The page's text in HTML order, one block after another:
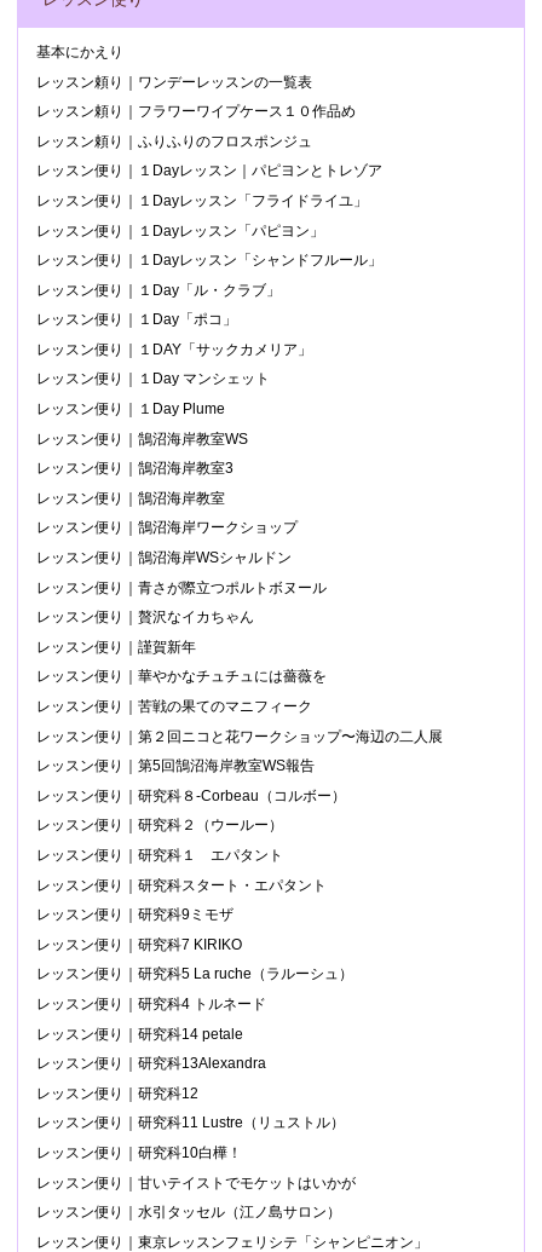
基本にかえり
レッスン頼り｜ワンデーレッスンの一覧表
レッスン頼り｜フラワーワイプケース１０作品め
レッスン頼り｜ふりふりのフロスポンジュ
レッスン便り｜１Dayレッスン｜パピヨンとトレゾア
レッスン便り｜１Dayレッスン「フライドライユ」
レッスン便り｜１Dayレッスン「パピヨン」
レッスン便り｜１Dayレッスン「シャンドフルール」
レッスン便り｜１Day「ル・クラブ」
レッスン便り｜１Day「ポコ」
レッスン便り｜１DAY「サックカメリア」
レッスン便り｜１Day マンシェット
レッスン便り｜１Day Plume
レッスン便り｜鵠沼海岸教室WS
レッスン便り｜鵠沼海岸教室3
レッスン便り｜鵠沼海岸教室
レッスン便り｜鵠沼海岸ワークショップ
レッスン便り｜鵠沼海岸WSシャルドン
レッスン便り｜青さが際立つポルトボヌール
レッスン便り｜贅沢なイカちゃん
レッスン便り｜謹賀新年
レッスン便り｜華やかなチュチュには薔薇を
レッスン便り｜苦戦の果てのマニフィーク
レッスン便り｜第２回ニコと花ワークショップ〜海辺の二人展
レッスン便り｜第5回鵠沼海岸教室WS報告
レッスン便り｜研究科８-Corbeau（コルボー）
レッスン便り｜研究科２（ウールー）
レッスン便り｜研究科１ エパタント
レッスン便り｜研究科スタート・エパタント
レッスン便り｜研究科9ミモザ
レッスン便り｜研究科7 KIRIKO
レッスン便り｜研究科5 La ruche（ラルーシュ）
レッスン便り｜研究科4 トルネード
レッスン便り｜研究科14 petale
レッスン便り｜研究科13Alexandra
レッスン便り｜研究科12
レッスン便り｜研究科11 Lustre（リュストル）
レッスン便り｜研究科10白樺！
レッスン便り｜甘いテイストでモケットはいかが
レッスン便り｜水引タッセル（江ノ島サロン）
レッスン便り｜東京レッスンフェリシテ「シャンピニオン」